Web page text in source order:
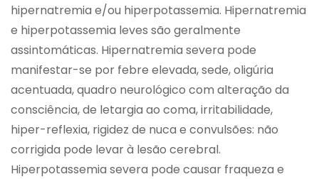
hipernatremia e/ou hiperpotassemia. Hipernatremia
e hiperpotassemia leves são geralmente
assintomáticas. Hipernatremia severa pode
manifestar-se por febre elevada, sede, oligúria
acentuada, quadro neurológico com alteração da
consciência, de letargia ao coma, irritabilidade,
hiper-reflexia, rigidez de nuca e convulsões: não
corrigida pode levar à lesão cerebral.
Hiperpotassemia severa pode causar fraqueza e